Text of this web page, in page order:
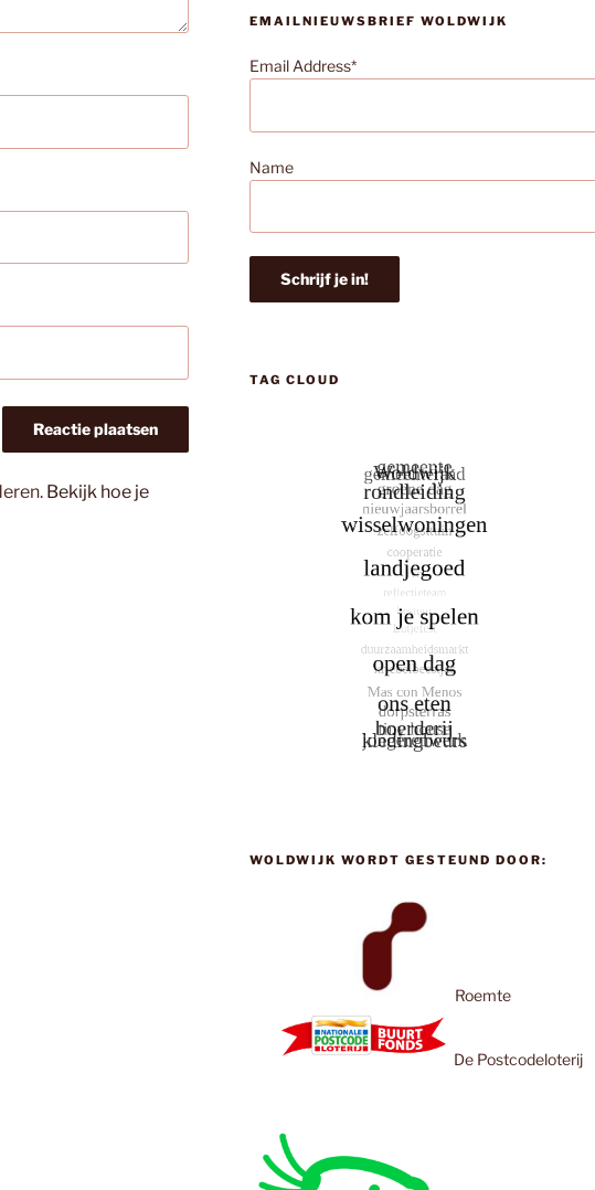
Bekijk hoe je
EMAILNIEUWSBRIEF WOLDWIJK
Email Address*
Name
TAG CLOUD
WOLDWIJK WORDT GESTEUND DOOR:
Roemte
De Postcodeloterij